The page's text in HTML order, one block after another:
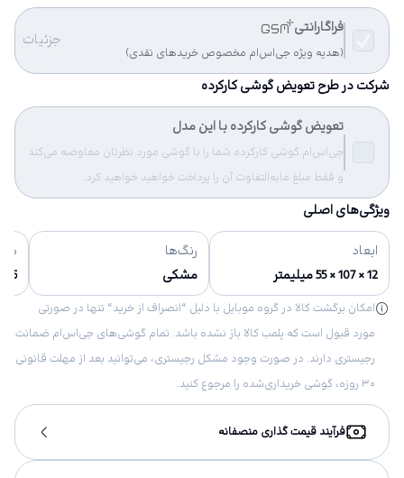
فراگارانتی
(هدیه ویژه جی‌اس‌ام مخصوص خریدهای نقدی)
جزئیات
شرکت در طرح تعویض گوشی کارکرده
تعویض گوشی کارکرده با این مدل
جی‌اس‌ام گوشی کارکرده شما را با گوشی مورد نظرتان معاوضه می‌کند
و فقط مبلغ مابه‌التفاوت آن را پرداخت خواهید خواهید کرد.
ویژگی‌های اصلی
ابعاد
12 × 107 × 55 میلیمتر
رنگ‌ها
مشکی
5 مگا پیکسل, 1944 × 2592 پیکسل
امکان برگشت کالا در گروه موبایل با دلیل “انصراف از خرید“ تنها در صورتی
مورد قبول است که پلمب کالا باز نشده باشد. تمام گوشی‌های جی‌اس‌ام ضمانت
رجیستری دارند. در صورت وجود مشکل رجیستری، می‌توانید بعد از مهلت قانونی
۳۰ روزه، گوشی خریداری‌شده را مرجوع کنید.
فرآیند قیمت گذاری منصفانه